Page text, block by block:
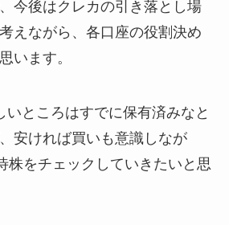
今後はクレカの引き落とし場
えながら、各口座の役割決め
います。
いところはすでに保有済みなと
安ければ買いも意識しなが
株をチェックしていきたいと思